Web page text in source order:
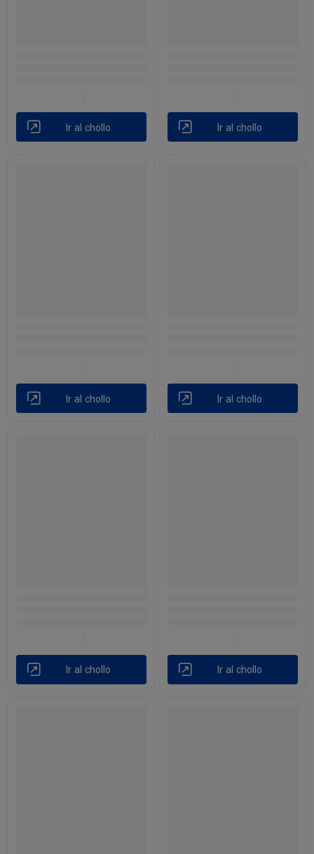
Ir al chollo Ir al chollo
Ir al chollo Ir al chollo
Ir al chollo Ir al chollo